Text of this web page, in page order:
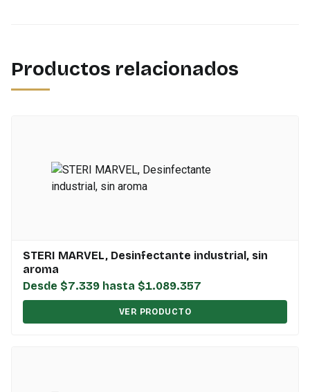
Productos relacionados
STERI MARVEL, Desinfectante industrial, sin
aroma
Desde $7.339 hasta $1.089.357
VER PRODUCTO